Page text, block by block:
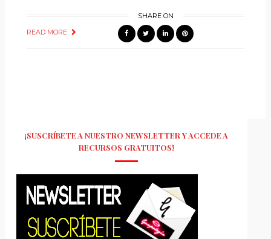
READ MORE
SHARE ON
¡SUSCRÍBETE A NUESTRO NEWSLETTER Y ACCEDE A
RECURSOS GRATUITOS!